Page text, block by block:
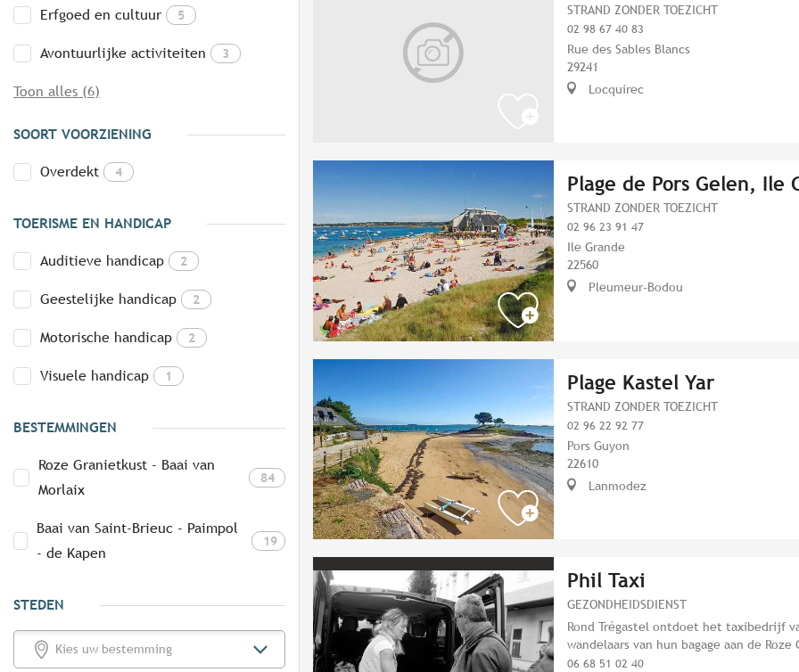
Erfgoed en cultuur 5
Avontuurlijke activiteiten 3
Toon alles (6)
SOORT VOORZIENING
Overdekt 4
TOERISME EN HANDICAP
Auditieve handicap 2
Geestelijke handicap 2
Motorische handicap 2
Visuele handicap 1
BESTEMMINGEN
Roze Granietkust - Baai van
Morlaix
84
Baai van Saint-Brieuc - Paimpol
- de Kapen
19
STEDEN
STRAND ZONDER TOEZICHT
02 98 67 40 83
Rue des Sables Blancs
29241
Locquirec
Plage de Pors Gelen, Ile
STRAND ZONDER TOEZICHT
02 96 23 91 47
Ile Grande
22560
Pleumeur-Bodou
Plage Kastel Yar
STRAND ZONDER TOEZICHT
02 96 22 92 77
Pors Guyon
22610
Lanmodez
Phil Taxi
GEZONDHEIDSDIENST
Rond Trégastel ontdoet het taxibedrijf
wandelaars van hun bagage aan de
06 68 51 02 40